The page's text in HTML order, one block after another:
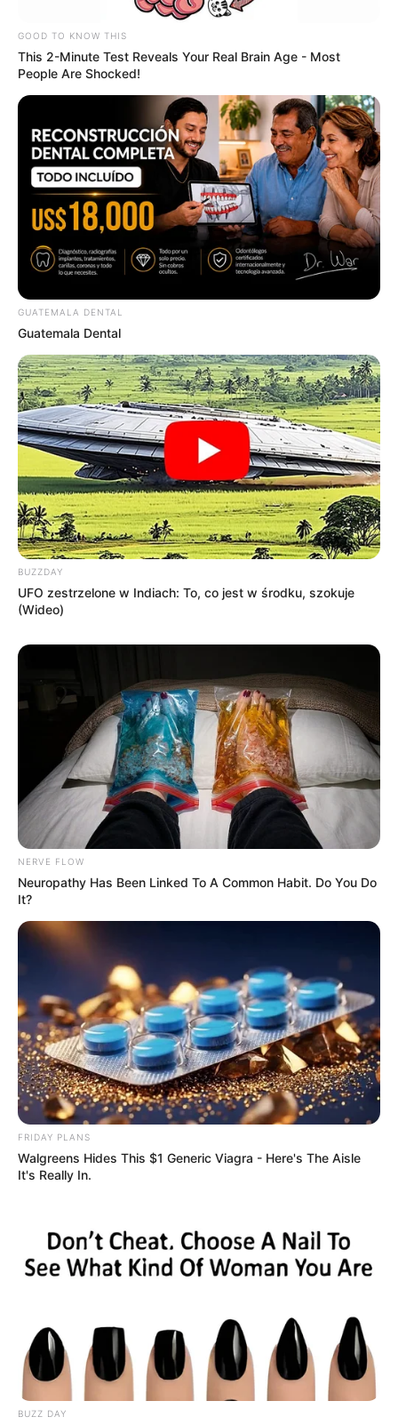
GOOD TO KNOW THIS
This 2-Minute Test Reveals Your Real Brain Age - Most
People Are Shocked!
GUATEMALA DENTAL
Guatemala Dental
BUZZDAY
UFO zestrzelone w Indiach: To, co jest w środku, szokuje
(Wideo)
NERVE FLOW
Neuropathy Has Been Linked To A Common Habit. Do You Do
It?
FRIDAY PLANS
Walgreens Hides This $1 Generic Viagra - Here's The Aisle
It's Really In.
BUZZ DAY